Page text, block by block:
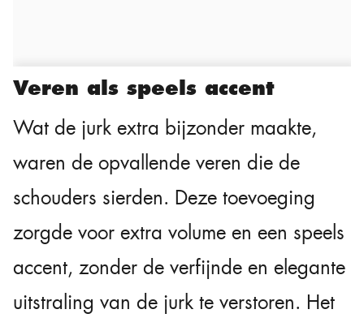
Veren als speels accent
Wat de jurk extra bijzonder maakte,
waren de opvallende veren die de
schouders sierden. Deze toevoeging
zorgde voor extra volume en een speels
accent, zonder de verfijnde en elegante
uitstraling van de jurk te verstoren. Het